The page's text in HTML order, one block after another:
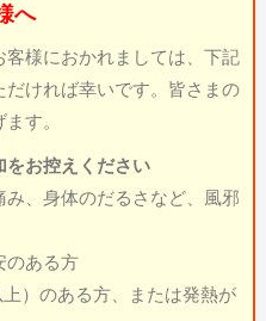
へ
様におかれましては、下記
ければ幸いです。皆さまの
す。
をお控えください
み、身体のだるさなど、風邪
のある方
）のある方、または発熱が